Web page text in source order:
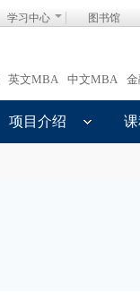
学习中心 图书馆
英文MBA 中文MBA
项目介绍